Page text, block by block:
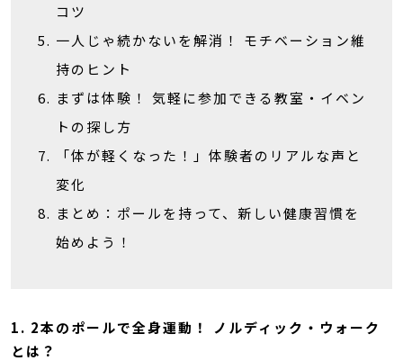
コツ
一人じゃ続かないを解消！ モチベーション維
持のヒント
まずは体験！ 気軽に参加できる教室・イベン
トの探し方
「体が軽くなった！」体験者のリアルな声と
変化
まとめ：ポールを持って、新しい健康習慣を
始めよう！
1. 2本のポールで全身運動！ ノルディック・ウォーク
とは？